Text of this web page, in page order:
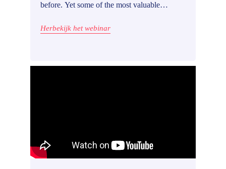
before. Yet some of the most valuable
community meetings, through paper surveys,
Herbekijk het webinar